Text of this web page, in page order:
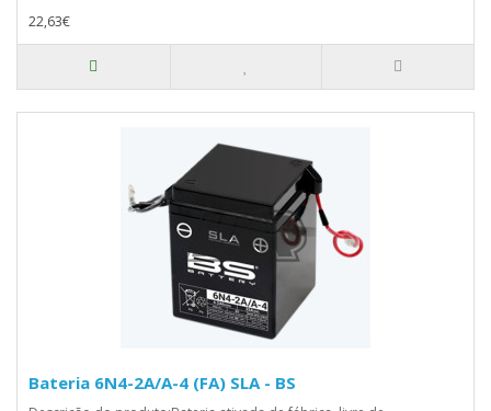
22,63€
Bateria 6N4-2A/A-4 (FA) SLA - BS